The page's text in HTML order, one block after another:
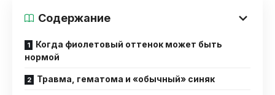
Содержание
Когда фиолетовый оттенок может быть
нормой
Травма, гематома и «обычный» синяк